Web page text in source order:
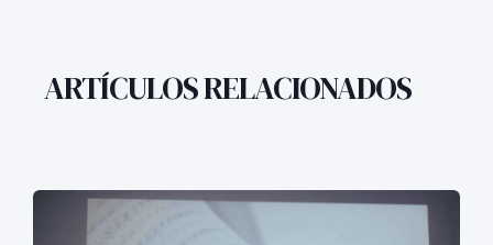
ARTÍCULOS RELACIONADOS